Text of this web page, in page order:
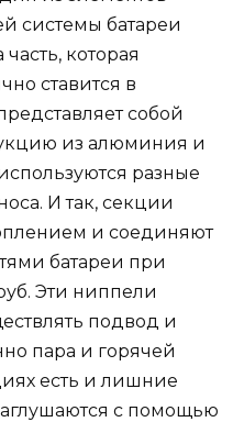
системы батареи
которая
ставится в
собой
из алюминия и
разные
И так, секции
и соединяют
батареи при
Эти ниппели
подвод и
пара и горячей
есть и лишние
с помощью